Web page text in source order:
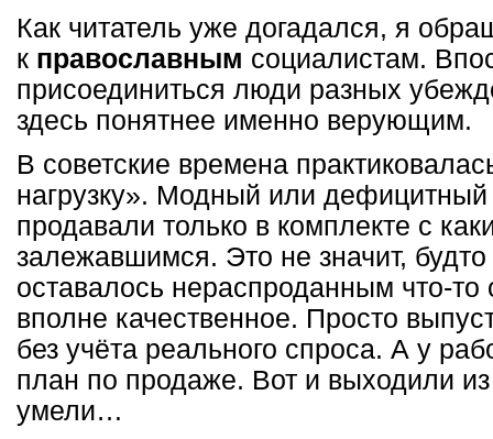
Как читатель уже догадался, я
к православным социалистам.
присоединиться люди разных
здесь понятнее именно верующим.
В советские времена
нагрузку». Модный или дефицитный
продавали только в комплекте с
залежавшимся. Это не значит, будто
оставалось нераспроданным что-то
вполне качественное. Просто
без учёта реального спроса. А у
план по продаже. Вот и выходили
умели…